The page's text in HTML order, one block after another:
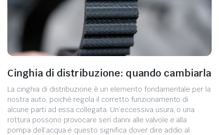
Cinghia di distribuzione: quando cambiarla
La cinghia di distribuzione è un elemento fondamentale per la
nostra auto, poiché regola il corretto funzionamento di
alcune parti ad essa collegata. Un’eccessiva usura, o una
rottura possono provocare seri danni alle valvole e alla
pompa dell’acqua e questo significa dover dire addio al